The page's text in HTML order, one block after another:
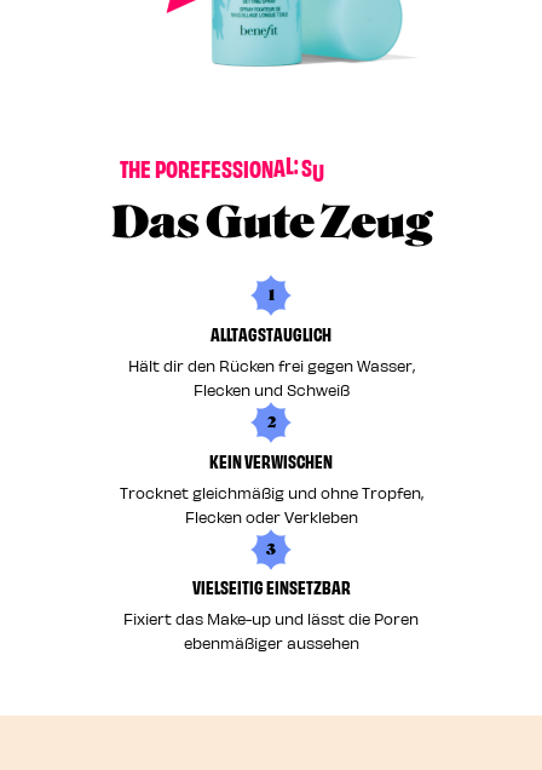
THEPOREFESSIONAL:SUP
Das Gute Zeug
1
ALLTAGSTAUGLICH
Hält dir den Rücken frei gegen Wasser,
Flecken und Schweiß
2
KEIN VERWISCHEN
Trocknet gleichmäßig und ohne Tropfen,
Flecken oder Verkleben
3
VIELSEITIG EINSETZBAR
Fixiert das Make-up und lässt die Poren
ebenmäßiger aussehen